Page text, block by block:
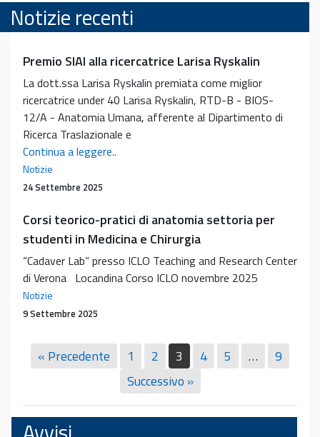
Notizie recenti
Premio SIAI alla ricercatrice Larisa Ryskalin
La dott.ssa Larisa Ryskalin premiata come miglior
ricercatrice under 40 Larisa Ryskalin, RTD-B - BIOS-
12/A - Anatomia Umana, afferente al Dipartimento di
Ricerca Traslazionale e
Continua a leggere..
Larisa
Ryskalin
Notizie
24 Settembre 2025
Corsi teorico-pratici di anatomia settoria per
studenti in Medicina e Chirurgia
“Cadaver Lab” presso ICLO Teaching and Research Center
di Verona Locandina Corso ICLO novembre 2025
Notizie
9 Settembre 2025
« Precedente 1 2 3 4 5 …
9
Successivo »